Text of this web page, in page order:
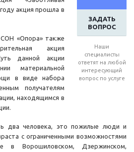
ЗАДАТЬ
ВОПРОС
Наши
специалисты
ответят на любой
интересующий
вопрос по услуге
акция прошла в
«Опора» также
акция
данной акции
материальной
в виде набора
получателям
находящимся в
два человека, это пожилые люди и
с ограниченными возможностями
в Ворошиловском, Дзержинском,